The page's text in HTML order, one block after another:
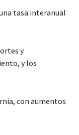
tasa interanual
y
y los
con aumentos